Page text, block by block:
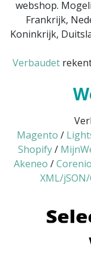
webshop.
Frankrijk,
Koninkrijk,
Verbaudetrekent
Magento /
Shopify/
Akeneo /Corenio
XML/jSON/